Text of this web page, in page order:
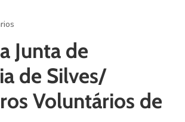
Junta de
de Silves/
Voluntários de